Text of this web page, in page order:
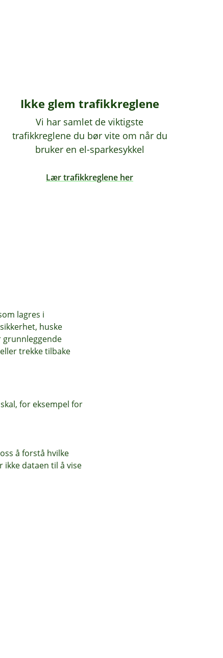
Ikke glem trafikkreglene
Vi har samlet de viktigste
trafikkreglene du bør vite om når du
bruker en el-sparkesykkel
Lær trafikkreglene her
lagres i
huske
grunnleggende
trekke tilbake
for eksempel for
å forstå hvilke
dataen til å vise